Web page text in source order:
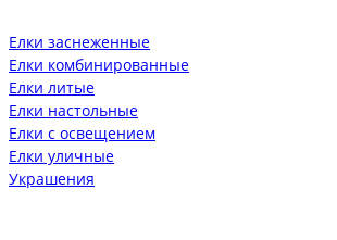
Елки заснеженные
Елки комбинированные
Елки литые
Елки настольные
Елки с освещением
Елки уличные
Украшения